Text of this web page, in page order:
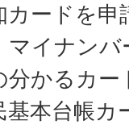
カードを申
マイナン
分かるカ
基本台帳カ